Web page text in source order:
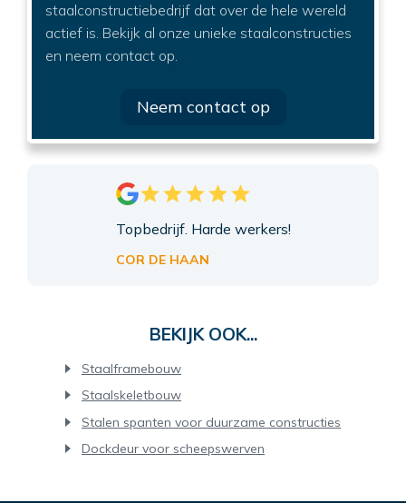
staalconstructiebedrijf dat over de hele wereld
actief is. Bekijk al onze unieke staalconstructies
en neem contact op.
Neem contact op
Topbedrijf. Harde werkers!
COR DE HAAN
BEKIJK OOK...
Staalframebouw
Staalskeletbouw
Stalen spanten voor duurzame constructies
Dockdeur voor scheepswerven